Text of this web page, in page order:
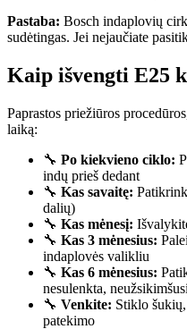
Pastaba: Bosch indaplovių
sudėtingas. Jei nejaučiate
Kaip išvengti E25
Paprastos priežiūros
laiką:
🔧 Po kiekvieno ciklo:
indų prieš dedant
🔧 Kas savaitę:
dalių)
🔧 Kas mėnesį:
🔧 Kas 3 mėnesius:
indaplovės valikliu
🔧 Kas 6 mėnesius:
nesulenkta,
🔧 Venkite: Stiklo
patekimo